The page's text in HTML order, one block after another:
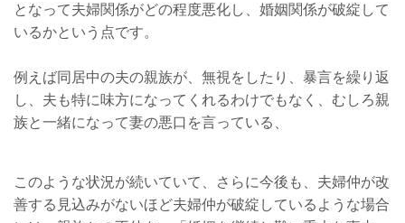
となって夫婦関係がどの程度悪化し、婚姻関係が破綻して
いるかという点です。
例えば同居中の夫の親族が、無視をしたり、暴言を繰り返
し、夫も特に味方になってくれるわけでもなく、むしろ親
族と一緒になって妻の悪口を言っている、
このような状況が続いていて、さらに今後も、夫婦仲が改
善する見込みがないほど夫婦仲が破綻しているような場合